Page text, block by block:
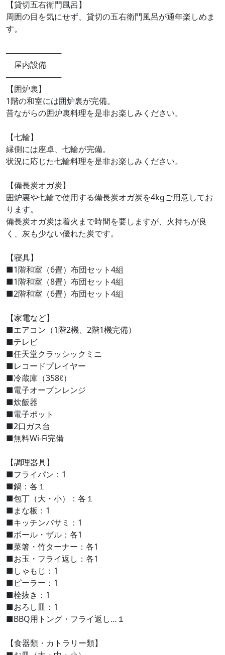
【貸切五右衛門風呂】
周囲の目を気にせず、貸切の五右衛門風呂が通年楽しめま
す。
──────────
屋内設備
──────────
【囲炉裏】
1階の和室には囲炉裏が完備。
昔ながらの囲炉裏料理を是非お楽しみください。
【七輪】
縁側には座卓、七輪が完備。
状況に応じた七輪料理を是非お楽しみください。
【備長炭オガ炭】
囲炉裏や七輪で使用する備長炭オガ炭を4kgご用意してお
ります。
備長炭オガ炭は着火まで時間を要しますが、火持ちが良
く、灰も少ない優れた炭です。
【寝具】
■1階和室（6畳）布団セット4組
■1階和室（8畳）布団セット4組
■2階和室（6畳）布団セット4組
【家電など】
■エアコン（1階2機、2階1機完備）
■テレビ
■任天堂クラッシックミニ
■レコードプレイヤー
■冷蔵庫（358ℓ）
■電子オーブンレンジ
■炊飯器
■電子ポット
■2口ガス台
■無料Wi-Fi完備
【調理器具】
■フライパン：1
■鍋：各１
■包丁（大・小）：各１
■まな板：1
■キッチンバサミ：1
■ボール・ザル：各1
■菜箸・竹ターナー：各1
■お玉・フライ返し：各1
■しゃもじ：1
■ピーラー：1
■栓抜き：1
■おろし皿：1
■BBQ用トング・フライ返し…１
【食器類・カトラリー類】